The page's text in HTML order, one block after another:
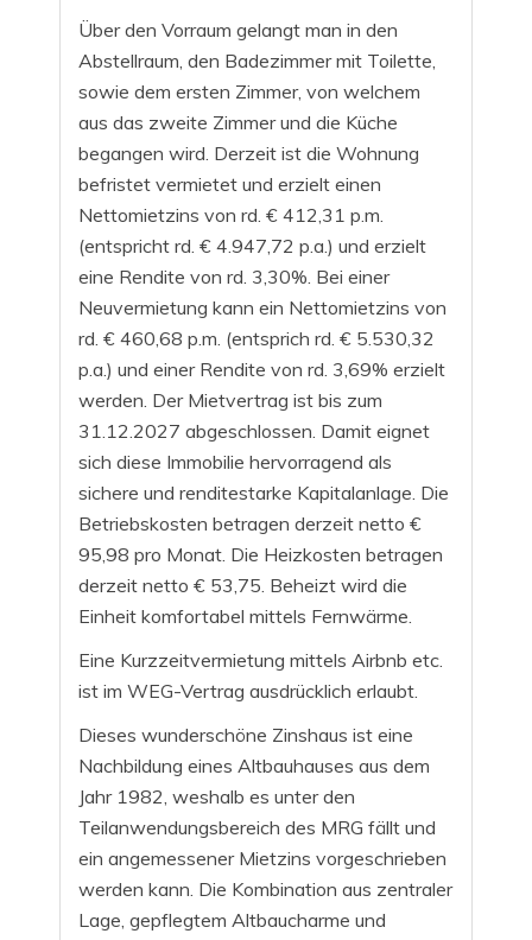
Über den Vorraum gelangt man in den
Abstellraum, den Badezimmer mit Toilette,
sowie dem ersten Zimmer, von welchem
aus das zweite Zimmer und die Küche
begangen wird. Derzeit ist die Wohnung
befristet vermietet und erzielt einen
Nettomietzins von rd. € 412,31 p.m.
(entspricht rd. € 4.947,72 p.a.) und erzielt
eine Rendite von rd. 3,30%. Bei einer
Neuvermietung kann ein Nettomietzins von
rd. € 460,68 p.m. (entsprich rd. € 5.530,32
p.a.) und einer Rendite von rd. 3,69% erzielt
werden. Der Mietvertrag ist bis zum
31.12.2027 abgeschlossen. Damit eignet
sich diese Immobilie hervorragend als
sichere und renditestarke Kapitalanlage. Die
Betriebskosten betragen derzeit netto €
95,98 pro Monat. Die Heizkosten betragen
derzeit netto € 53,75. Beheizt wird die
Einheit komfortabel mittels Fernwärme.
Eine Kurzzeitvermietung mittels Airbnb etc.
ist im WEG-Vertrag ausdrücklich erlaubt.
Dieses wunderschöne Zinshaus ist eine
Nachbildung eines Altbauhauses aus dem
Jahr 1982, weshalb es unter den
Teilanwendungsbereich des MRG fällt und
ein angemessener Mietzins vorgeschrieben
werden kann. Die Kombination aus zentraler
Lage, gepflegtem Altbaucharme und